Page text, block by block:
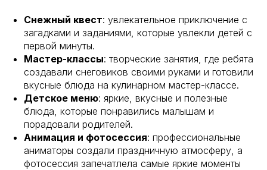
Снежный квест: увлекательное приключение с
загадками и заданиями, которые увлекли детей с
первой минуты.
Мастер-классы: творческие занятия, где ребята
создавали снеговиков своими руками и готовили
вкусные блюда на кулинарном мастер-классе.
Детское меню: яркие, вкусные и полезные
блюда, которые понравились малышам и
порадовали родителей.
Анимация и фотосессия: профессиональные
аниматоры создали праздничную атмосферу, а
фотосессия запечатлела самые яркие моменты